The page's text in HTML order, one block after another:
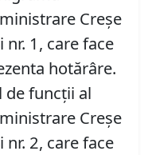
Creșe
1, care face
hotărâre.
de funcții al
Creșe
2, care face